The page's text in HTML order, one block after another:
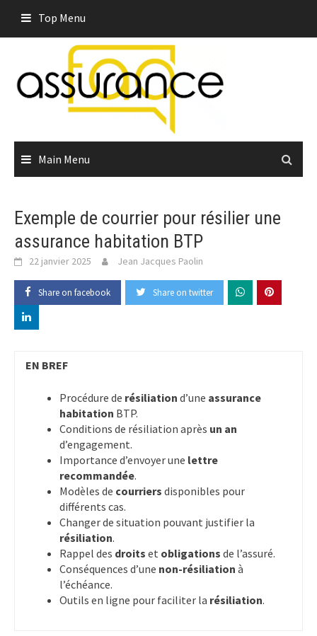
content
Top Menu
Main Menu
Exemple de courrier pour résilier une
assurance habitation BTP
22 janvier 2025 Jean Jacques Paolin
Share on facebook Share on twitter
EN BREF
Procédure de résiliation d’une assurance
habitation BTP.
Conditions de résiliation après un an
d’engagement.
Importance d’envoyer une lettre
recommandée.
Modèles de courriers disponibles pour
différents cas.
Changer de situation pouvant justifier la
résiliation.
Rappel des droits et obligations de l’assuré.
Conséquences d’une non-résiliation à
l’échéance.
Outils en ligne pour faciliter la résiliation.